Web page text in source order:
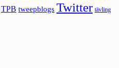
TPB tweepblogs Twitter tävling